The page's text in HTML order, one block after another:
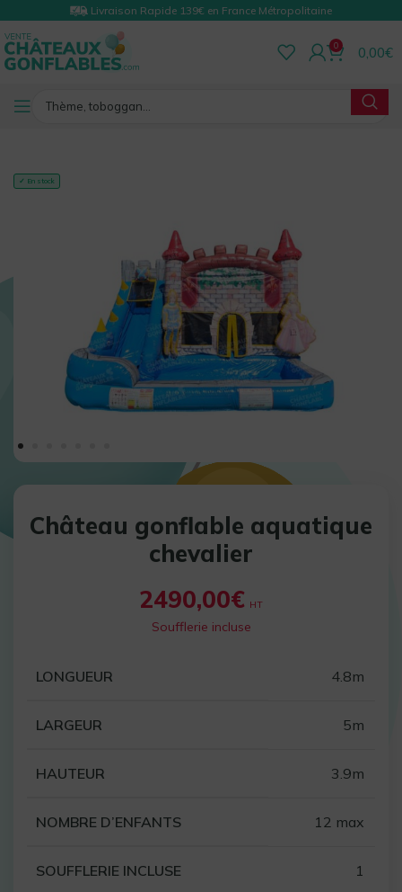
Livraison Rapide 139€ en France Métropolitaine
0 0,00€
✓ En stock
Château gonflable aquatique
chevalier
2490,00€ HT
Soufflerie incluse
LONGUEUR 4.8m
LARGEUR 5m
HAUTEUR 3.9m
NOMBRE D’ENFANTS 12 max
SOUFFLERIE INCLUSE 1